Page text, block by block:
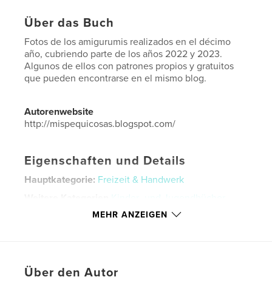
Über das Buch
Fotos de los amigurumis realizados en el décimo
año, cubriendo parte de los años 2022 y 2023.
Algunos de ellos con patrones propios y gratuitos
que pueden encontrarse en el mismo blog.
Autorenwebsite
http://mispequicosas.blogspot.com/
Eigenschaften und Details
Hauptkategorie: Freizeit & Handwerk
Kinder- und Jugendbücher
Standard-Querformat, 25×20 cm
Sprache
Spanish
MEHR ANZEIGEN
Über den Autor